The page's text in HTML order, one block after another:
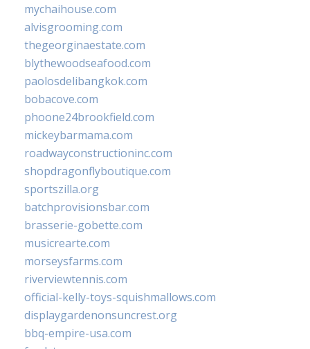
mychaihouse.com
alvisgrooming.com
thegeorginaestate.com
blythewoodseafood.com
paolosdelibangkok.com
bobacove.com
phoone24brookfield.com
mickeybarmama.com
roadwayconstructioninc.com
shopdragonflyboutique.com
sportszilla.org
batchprovisionsbar.com
brasserie-gobette.com
musicrearte.com
morseysfarms.com
riverviewtennis.com
official-kelly-toys-squishmallows.com
displaygardenonsuncrest.org
bbq-empire-usa.com